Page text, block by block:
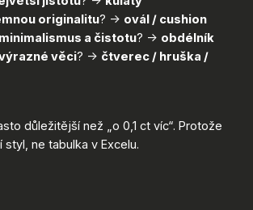
originalitu? → ovál / cushion
minimalismus a čistotu? → obdélník
věci? → čtverec / hruška /
důležitější než „o 0,1 ct víc“. Protože
styl, ne tabulka v Excelu.